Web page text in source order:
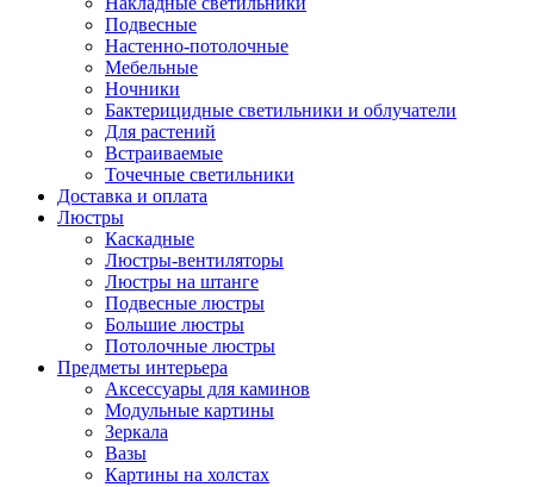
Подвесные
Настенно-потолочные
Мебельные
Ночники
Бактерицидные светильники и облучатели
Для растений
Встраиваемые
Точечные светильники
Доставка и оплата
Люстры
Каскадные
Люстры-вентиляторы
Люстры на штанге
Подвесные люстры
Большие люстры
Потолочные люстры
Предметы интерьера
Аксессуары для каминов
Модульные картины
Зеркала
Вазы
Картины на холстах